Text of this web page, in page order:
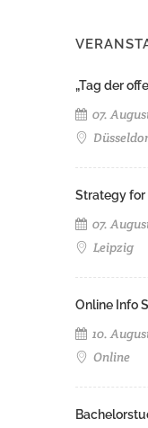
„Tag der
07.
Strategy for
07.
Leipzig
Online Info
10.
Online